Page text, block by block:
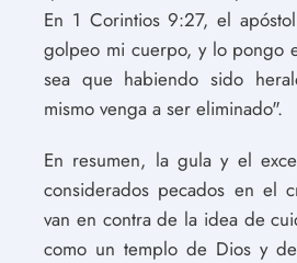
En 1 Corintios 9:27, el
golpeo mi cuerpo, y lo pongo
sea que habiendo sido
mismo venga a ser eliminado".
En resumen, la gula y el
considerados pecados en el
van en contra de la idea de
como un templo de Dios y